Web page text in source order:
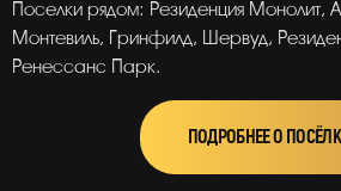
Поселки рядом: Резиденция Монолит,
Монтевиль, Гринфилд, Шервуд,
Ренессанс Парк.
ПОДРОБНЕЕ О